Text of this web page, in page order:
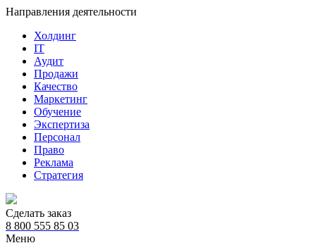
Направления деятельности
Холдинг
IT
Аудит
Продажи
Качество
Маркетинг
Обучение
Экспертиза
Персонал
Право
Реклама
Стратегия
Сделать заказ
8 800 555 85 03
Меню